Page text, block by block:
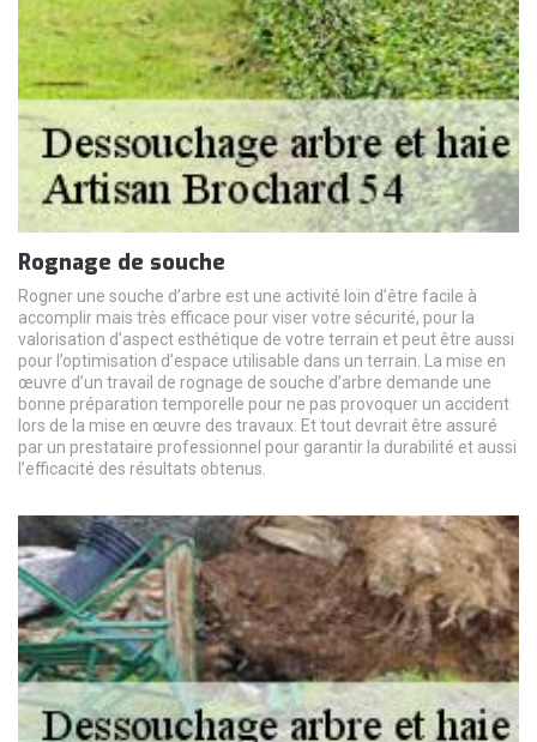
Rognage de souche
Rogner une souche d’arbre est une activité loin d’être facile à
accomplir mais très efficace pour viser votre sécurité, pour la
valorisation d’aspect esthétique de votre terrain et peut être aussi
pour l’optimisation d’espace utilisable dans un terrain. La mise en
œuvre d’un travail de rognage de souche d’arbre demande une
bonne préparation temporelle pour ne pas provoquer un accident
lors de la mise en œuvre des travaux. Et tout devrait être assuré
par un prestataire professionnel pour garantir la durabilité et aussi
l’efficacité des résultats obtenus.